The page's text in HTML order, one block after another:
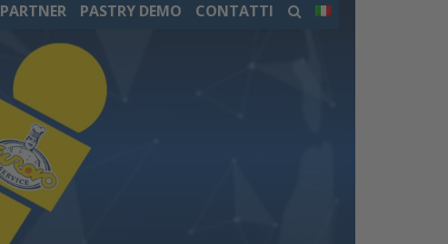
PARTNER PASTRY DEMO CONTATTI